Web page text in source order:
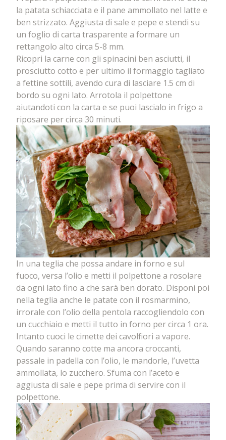
la patata schiacciata e il pane ammollato nel latte e
ben strizzato. Aggiusta di sale e pepe e stendi su
un foglio di carta trasparente a formare un
rettangolo alto circa 5-8 mm.
Ricopri la carne con gli spinacini ben asciutti, il
prosciutto cotto e per ultimo il formaggio tagliato
a fettine sottili, avendo cura di lasciare 1.5 cm di
bordo su ogni lato. Arrotola il polpettone
aiutandoti con la carta e se puoi lascialo in frigo a
riposare per circa 30 minuti.
In una teglia che possa andare in forno e sul
fuoco, versa l’olio e metti il polpettone a rosolare
da ogni lato fino a che sarà ben dorato. Disponi poi
nella teglia anche le patate con il rosmarmino,
irrorale con l’olio della pentola raccogliendolo con
un cucchiaio e metti il tutto in forno per circa 1 ora.
Intanto cuoci le cimette dei cavolfiori a vapore.
Quando saranno cotte ma ancora croccanti,
passale in padella con l’olio, le mandorle, l’uvetta
ammollata, lo zucchero. Sfuma con l’aceto e
aggiusta di sale e pepe prima di servire con il
polpettone.